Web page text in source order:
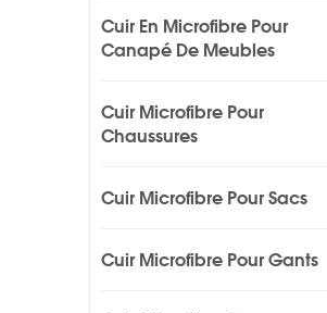
Cuir En Microfibre Pour
Canapé De Meubles
Cuir Microfibre Pour
Chaussures
Cuir Microfibre Pour Sacs
Cuir Microfibre Pour Gants